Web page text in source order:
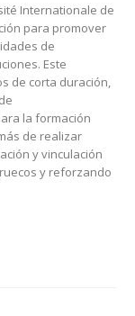
Internationale de
para promover
de
Este
de corta duración,
la formación
de realizar
y vinculación
y reforzando